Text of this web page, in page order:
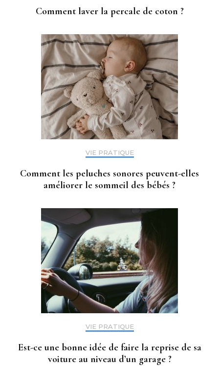
Comment laver la percale de coton ?
VIE PRATIQUE
Comment les peluches sonores peuvent-elles
améliorer le sommeil des bébés ?
VIE PRATIQUE
Est-ce une bonne idée de faire la reprise de sa
voiture au niveau d’un garage ?